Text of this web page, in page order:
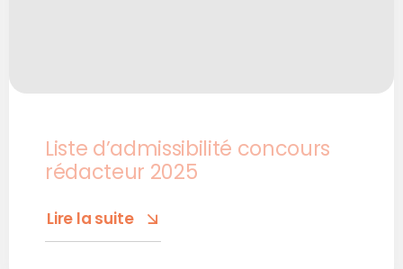
Liste d’admissibilité concours
rédacteur 2025
Lire la suite